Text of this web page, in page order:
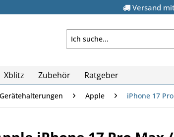
Versand
Xblitz Zubehör Ratgeber
Gerätehalterungen Apple iPhone 17